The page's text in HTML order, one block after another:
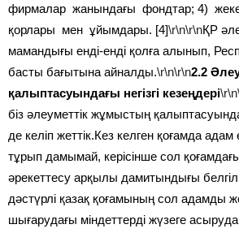
фирмалар жанындағы фондтар; 4)
қорлары мен ұйымдары. [4]\r\n\r\nҚР
мамандығы енді-енді қолға алынып,
басты бағытына айналды.\r\n\r\n2.2
қалыптасуындағы негізгі кезеңдері
біз әлеуметтік жұмыстың
де келіп жеттік.Кез келген қоғамда адам
тұрып дамымай, керісінше сол
әрекеттесу арқылы дамитындығы
дәстүрлі қазақ қоғамының сол адамды
шығарудағы міндеттерді жүзеге